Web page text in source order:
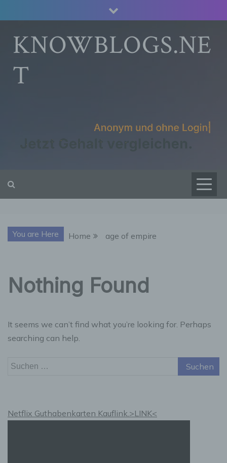
to
contentKNOWBLOGS.NE
T
You are Here Home age of empire
Nothing Found
It seems we can’t find what you’re looking for. Perhaps
searching can help.
Suchen
Netflix Guthabenkarten Kauflink.>LINK<